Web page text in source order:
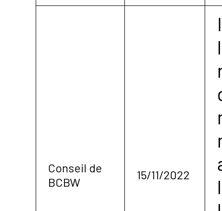
Conseil de
BCBW
15/11/2022